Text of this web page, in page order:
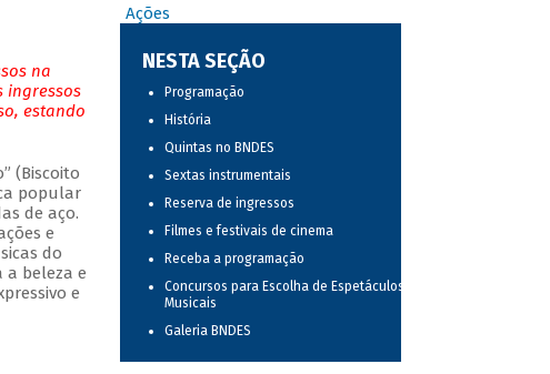
na
ingressos
estando
(Biscoito
popular
de aço.
e
do
beleza e
e
Ações
NESTA SEÇÃO
Programação
História
Quintas no BNDES
Sextas instrumentais
Reserva de ingressos
Filmes e festivais de cinema
Receba a programação
Concursos para Escolha de Espetáculos
Musicais
Galeria BNDES